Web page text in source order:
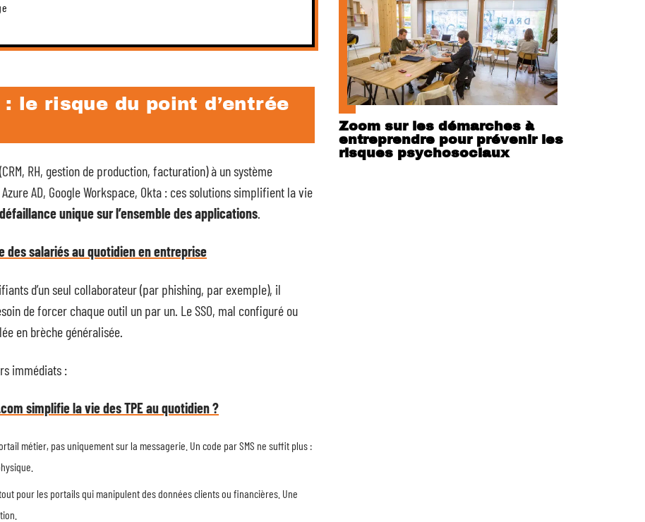
le risque du point d’entrée
RH, gestion de production, facturation) à un système
AD, Google Workspace, Okta : ces solutions simplifient la vie
unique sur l’ensemble des applications.
des salariés au quotidien en entreprise
d’un seul collaborateur (par phishing, par exemple), il
de forcer chaque outil un par un. Le SSO, mal configuré ou
en brèche généralisée.
immédiats :
simplifie la vie des TPE au quotidien ?
métier, pas uniquement sur la messagerie. Un code par SMS ne suffit plus :
pour les portails qui manipulent des données clients ou financières. Une
Zoom sur les démarches à
entreprendre pour prévenir les
risques psychosociaux